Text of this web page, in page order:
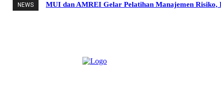
NEWS MUI dan AMREI Gelar Pelatihan Manajemen